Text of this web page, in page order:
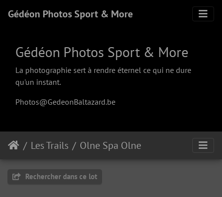
Gédéon Photos Sport & More
Gédéon Photos Sport & More
La photographie sert à rendre éternel ce qui ne dure
qu'un instant.
Photos@GedeonBaltazard.be
Les Trails Olne Spa Olne
Rechercher dans ce lot